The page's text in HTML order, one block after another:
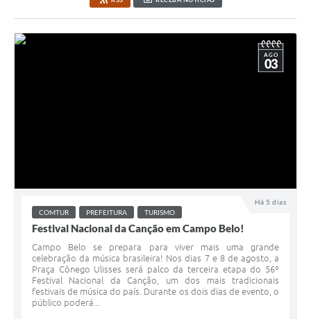
Há 5 dias
AGO
03
COMTUR PREFEITURA TURISMO
Festival Nacional da Canção em Campo Belo!
Campo Belo se prepara para viver mais uma grande
celebração da música brasileira! Nos dias 7 e 8 de agosto, a
Praça Cônego Ulisses será palco da terceira etapa do 56º
Festival Nacional da Canção, um dos mais tradicionais
festivais de música do país. Durante os dois dias de evento, o
público poderá...